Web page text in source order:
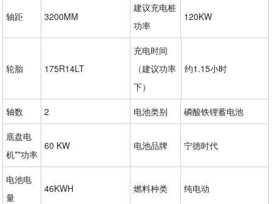
轴距 3200MM
建议充电桩
功率
120KW
轮胎 175R14LT
充电时间
（建议功率
下）
约1.15小时
轴数 2 电池类别 磷酸铁锂蓄电池
底盘电
机**功率
60 KW 电池品牌 宁德时代
电池电
量
46KWH 燃料种类 纯电动